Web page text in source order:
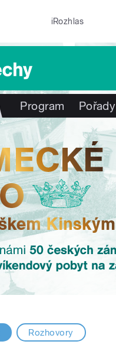
iRozhlas
Program Pořady
Rozhovory